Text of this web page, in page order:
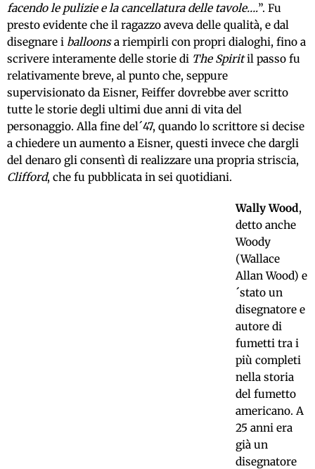
facendo le pulizie e la cancellatura delle tavole….”. Fu
presto evidente che il ragazzo aveva delle qualità, e dal
disegnare i balloonsa riempirli con propri dialoghi, fino a
scrivere interamente delle storie di The Spiritil passo fu
relativamente breve, al punto che, seppure
supervisionato da Eisner, Feiffer dovrebbe aver scritto
tutte le storie degli ultimi due anni di vita del
personaggio. Alla fine del´47, quando lo scrittore si decise
a chiedere un aumento a Eisner, questi invece che dargli
del denaro gli consentì di realizzare una propria striscia,
Clifford, che fu pubblicata in sei quotidiani.
Wally Wood,
detto anche
Woody
(Wallace
Allan Wood) e
´stato un
disegnatore e
autore di
fumetti tra i
più completi
nella storia
del fumetto
americano. A
25 anni era
già un
disegnatore